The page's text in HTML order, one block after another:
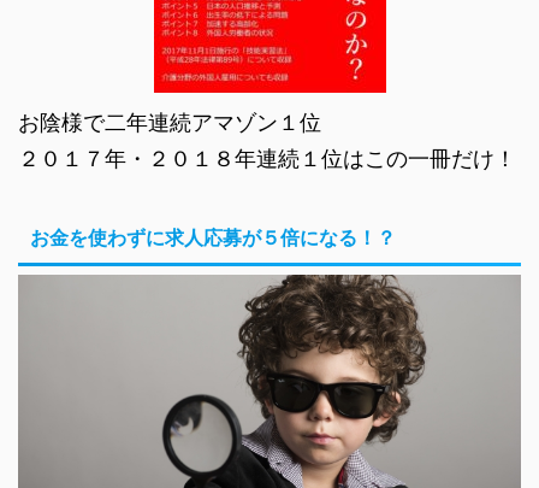
お陰様で二年連続アマゾン１位
２０１７年・２０１８年連続１位はこの一冊だけ！
お金を使わずに求人応募が５倍になる！？